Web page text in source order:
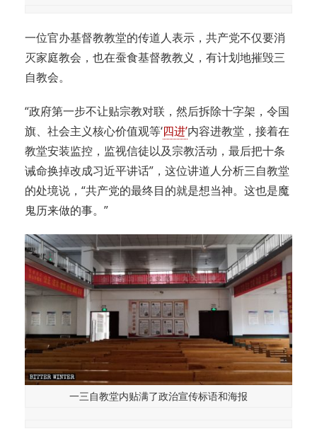
一位官办基督教教堂的传道人表示，共产党不仅要消
灭家庭教会，也在蚕食基督教教义，有计划地摧毁三
自教会。
“政府第一步不让贴宗教对联，然后拆除十字架，令国
旗、社会主义核心价值观等‘四进’内容进教堂，接着在
教堂安装监控，监视信徒以及宗教活动，最后把十条
诫命换掉改成习近平讲话”，这位讲道人分析三自教堂
的处境说，“共产党的最终目的就是想当神。这也是魔
鬼历来做的事。”
一三自教堂内贴满了政治宣传标语和海报